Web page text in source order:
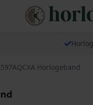
Horlogeband